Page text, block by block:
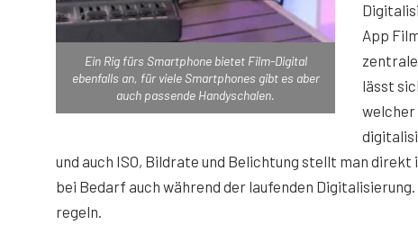
Ein Rig fürs Smartphone bietet Film-Digital
ebenfalls an, für viele Smartphones gibt es aber
auch passende Handyschalen.
App
lässt
welcher
und auch ISO, Bildrate und Belichtung stellt man direkt
bei Bedarf auch während der laufenden
regeln.